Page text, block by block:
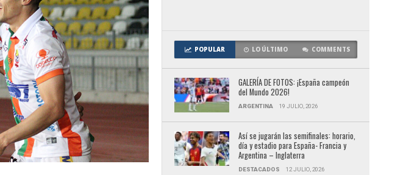
POPULAR LO ÚLTIMO COMMENTS
GALERÍA DE FOTOS: ¡España campeón
del Mundo 2026!
ARGENTINA 19 JULIO, 2026
Así se jugarán las semifinales: horario,
día y estadio para España- Francia y
Argentina – Inglaterra
DESTACADOS 12 JULIO, 2026